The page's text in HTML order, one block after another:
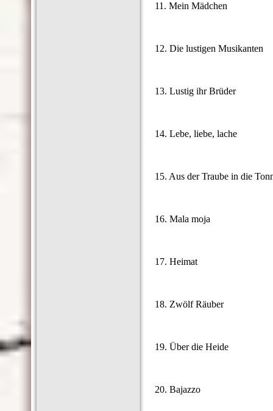
11. Mein Mädchen
12. Die lustigen Musikanten
13. Lustig ihr Brüder
14. Lebe, liebe, lache
15. Aus der Traube in die
16. Mala moja
17. Heimat
18. Zwölf Räuber
19. Über die Heide
20. Bajazzo